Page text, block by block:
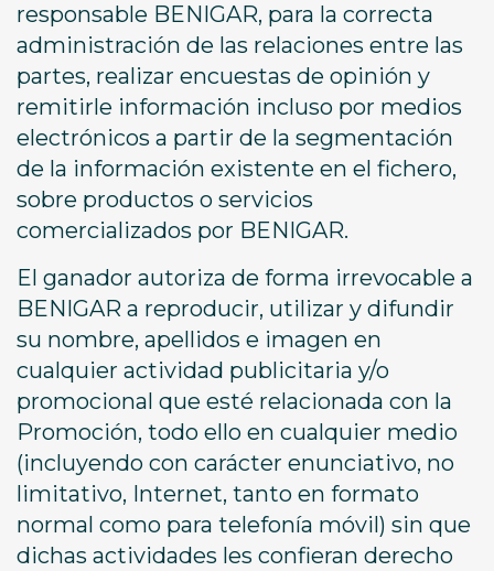
responsable BENIGAR, para la correcta
administración de las relaciones entre las
partes, realizar encuestas de opinión y
remitirle información incluso por medios
electrónicos a partir de la segmentación
de la información existente en el fichero,
sobre productos o servicios
comercializados por BENIGAR.
El ganador autoriza de forma irrevocable a
BENIGAR a reproducir, utilizar y difundir
su nombre, apellidos e imagen en
cualquier actividad publicitaria y/o
promocional que esté relacionada con la
Promoción, todo ello en cualquier medio
(incluyendo con carácter enunciativo, no
limitativo, Internet, tanto en formato
normal como para telefonía móvil) sin que
dichas actividades les confieran derecho